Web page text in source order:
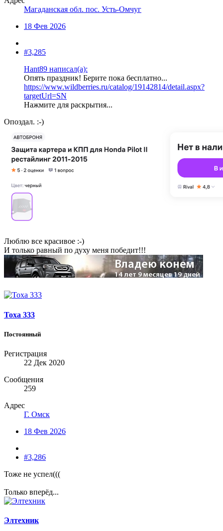
Магаданская обл. пос. Усть-Омчуг
18 Фев 2026
#3,285
Hant89 написал(а):
Опять праздник! Берите пока бесплатно...
https://www.wildberries.ru/catalog/19142814/detail.aspx?
targetUrl=SN
Нажмите для раскрытия...
Опоздал. :-)
Люблю все красивое :-)
И только равный по духу меня победит!!!
Тоха 333
Постоянный
Регистрация
22 Дек 2020
Сообщения
259
Адрес
Г. Омск
18 Фев 2026
#3,286
Тоже не успел(((
Только вперёд...
Элтехник